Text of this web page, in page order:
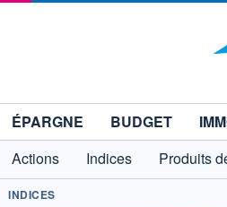
ÉPARGNE BUDGET
Actions Indices Produits
INDICES